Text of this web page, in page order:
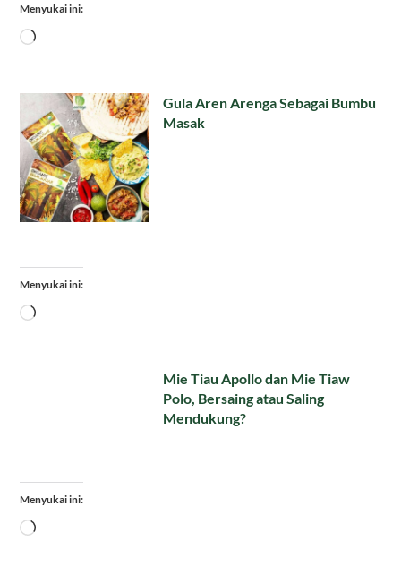
Menyukai ini:
Memuat...
Gula Aren Arenga Sebagai Bumbu
Masak
Menyukai ini:
Memuat...
Mie Tiau Apollo dan Mie Tiaw
Polo, Bersaing atau Saling
Mendukung?
Menyukai ini:
Memuat...